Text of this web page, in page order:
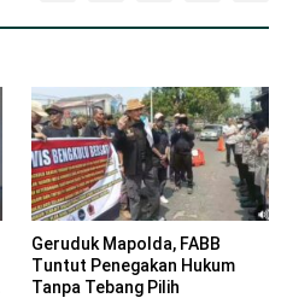
Geruduk Mapolda, FABB
Tuntut Penegakan Hukum
Tanpa Tebang Pilih